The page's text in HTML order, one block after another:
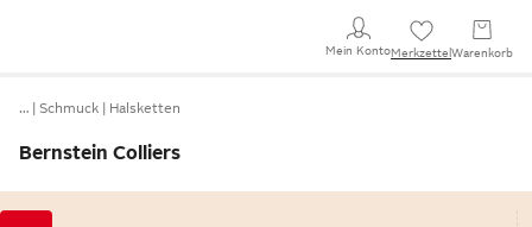
Mein KontoMerkzettel Warenkorb
… Schmuck Halsketten
Bernstein Colliers